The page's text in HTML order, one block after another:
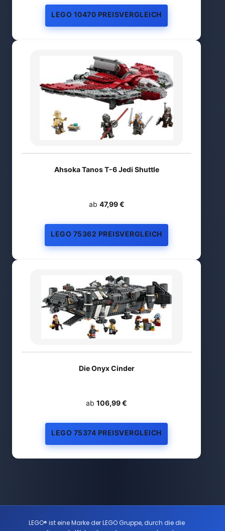
LEGO 10470 PREISVERGLEICH
Ahsoka Tanos T-6 Jedi Shuttle
ab 47,99 €
LEGO 75362 PREISVERGLEICH
Die Onyx Cinder
ab 106,99 €
LEGO 75374 PREISVERGLEICH
LEGO® ist eine Marke der LEGO Gruppe, durch die die